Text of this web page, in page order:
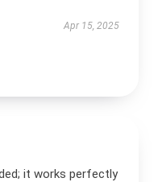
Apr 15, 2025
it works perfectly